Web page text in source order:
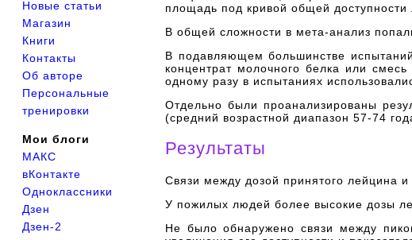
Новые статьи
Магазин
Книги
Контакты
Об авторе
Персональные
тренировки
Мои блоги
МАКС
вКонтакте
Одноклассники
Дзен
Дзен-2
площадь под кривой общей
В общей сложности в мета-анализ
В подавляющем большинстве испытаний
концентрат молочного белка или
одному разу в испытаниях
Отдельно были проанализированы
(средний возрастной диапазон 57-74
Результаты
Связи между дозой принятого лейцина
У пожилых людей более высокие дозы
Не было обнаружено связи между